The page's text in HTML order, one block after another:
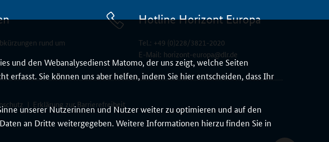
und den Webanalysedienst Matomo, der uns zeigt, welche Seiten
erfasst. Sie können uns aber helfen, indem Sie hier entscheiden, dass Ihr
unserer Nutzerinnen und Nutzer weiter zu optimieren und auf den
an Dritte weitergegeben. Weitere Informationen hierzu finden Sie in
rund um
Hotline Horizont Europa
Tel.: +49 (0)228/3821-2020
E-Mail: horizont-europa@dlr.de
Erklärung zur Barrierefreiheit